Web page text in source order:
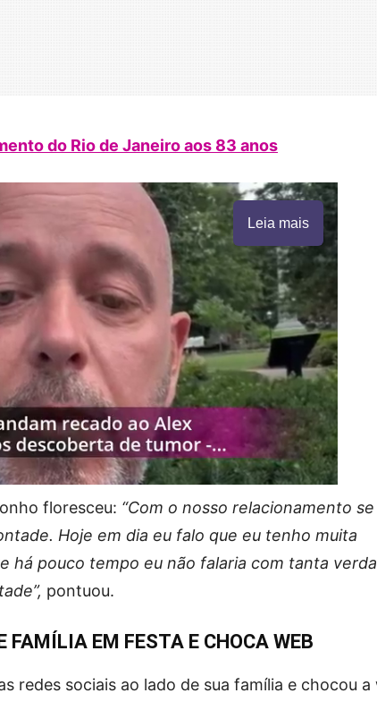
do Rio de Janeiro aos 83 anos
Leia mais
floresceu: “Com o nosso relacionamento se
Hoje em dia eu falo que eu tenho muita
há pouco tempo eu não falaria com tanta
pontuou.
FAMÍLIA EM FESTA E CHOCA WEB
redes sociais ao lado de sua família e chocou a